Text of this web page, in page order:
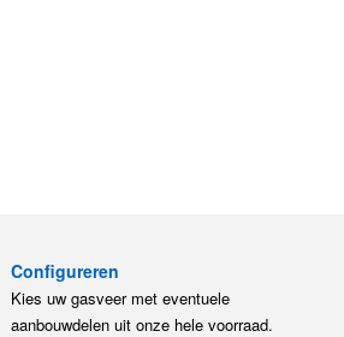
Configureren
Kies uw gasveer met eventuele
aanbouwdelen uit onze hele voorraad.